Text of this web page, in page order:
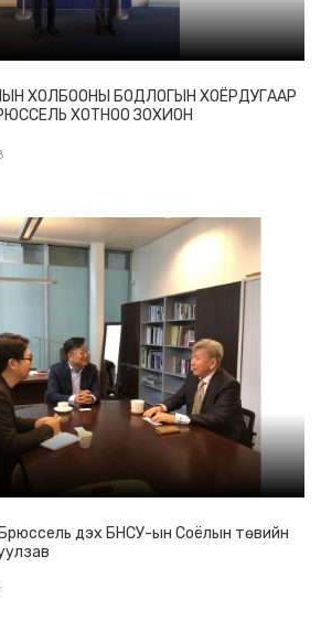
ХОЛБООНЫ БОДЛОГЫН ХОЁРДУГААР
ХОТНОО ЗОХИОН
дэх БНСУ-ын Соёлын төвийн